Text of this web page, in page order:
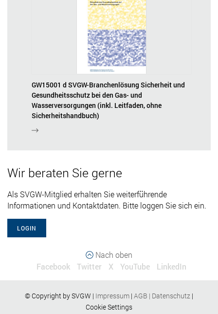
GW15001 d SVGW-Branchenlösung Sicherheit und
Gesundheitsschutz bei den Gas- und
Wasserversorgungen (inkl. Leitfaden, ohne
Sicherheitshandbuch)
Wir beraten Sie gerne
Als SVGW-Mitglied erhalten Sie weiterführende
Informationen und Kontaktdaten. Bitte loggen Sie sich ein.
LOGIN
Nach oben
Facebook
Twitter X YouTube LinkedIn
© Copyright by SVGW | Impressum | AGB | Datenschutz |
Cookie Settings